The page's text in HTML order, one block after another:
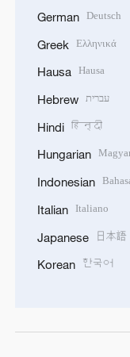
German Deutsch
Greek Ελληνικά
Hausa Hausa
Hebrew עברית
Hindi हिन्दी
Hungarian
Indonesian
Italian Italiano
Japanese 日本語
Korean 한국어